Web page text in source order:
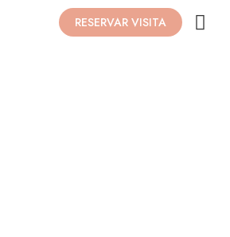
RESERVAR VISITA